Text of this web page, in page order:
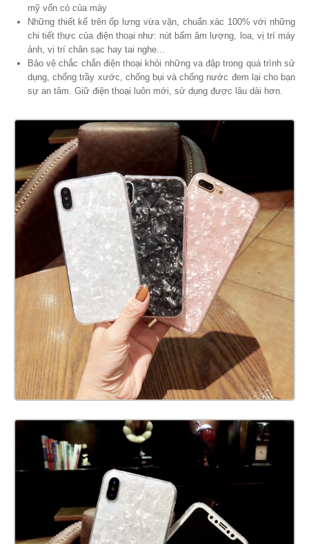
mỹ vốn có của máy
Những thiết kế trên ốp lưng vừa vặn, chuẩn xác 100% với những
chi tiết thực của điện thoại như: nút bấm âm lượng, loa, vị trí máy
ảnh, vị trí chân sạc hay tai nghe...
Bảo vệ chắc chắn điện thoại khỏi những va đập trong quá trình sử
dụng, chống trầy xước, chống bụi và chống nước đem lại cho bạn
sự an tâm. Giữ điện thoại luôn mới, sử dụng được lâu dài hơn.